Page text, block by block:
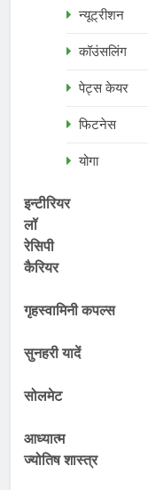
न्यूट्रीशन
कॉउंसलिंग
पेट्स केयर
फिटनेस
योगा
इन्टीरियर
लॉ
रेसिपी
कैरियर
गृहस्वामिनी कपल्स
सुनहरी यादें
सोलमेट
आध्यात्म
ज्योतिष शास्त्र